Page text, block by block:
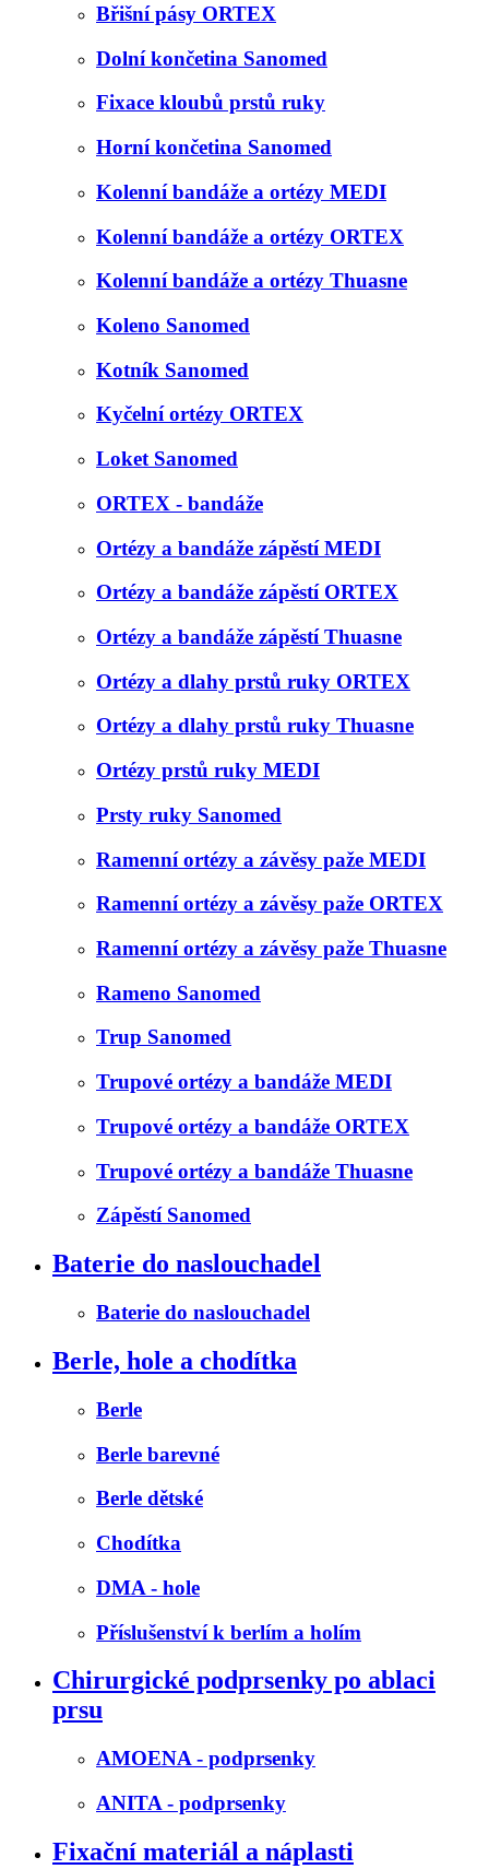
Břišní pásy ORTEX
Dolní končetina Sanomed
Fixace kloubů prstů ruky
Horní končetina Sanomed
Kolenní bandáže a ortézy MEDI
Kolenní bandáže a ortézy ORTEX
Kolenní bandáže a ortézy Thuasne
Koleno Sanomed
Kotník Sanomed
Kyčelní ortézy ORTEX
Loket Sanomed
ORTEX - bandáže
Ortézy a bandáže zápěstí MEDI
Ortézy a bandáže zápěstí ORTEX
Ortézy a bandáže zápěstí Thuasne
Ortézy a dlahy prstů ruky ORTEX
Ortézy a dlahy prstů ruky Thuasne
Ortézy prstů ruky MEDI
Prsty ruky Sanomed
Ramenní ortézy a závěsy paže MEDI
Ramenní ortézy a závěsy paže ORTEX
Ramenní ortézy a závěsy paže Thuasne
Rameno Sanomed
Trup Sanomed
Trupové ortézy a bandáže MEDI
Trupové ortézy a bandáže ORTEX
Trupové ortézy a bandáže Thuasne
Zápěstí Sanomed
Baterie do naslouchadel
Baterie do naslouchadel
Berle, hole a chodítka
Berle
Berle barevné
Berle dětské
Chodítka
DMA - hole
Příslušenství k berlím a holím
Chirurgické podprsenky po ablaci
prsu
AMOENA - podprsenky
ANITA - podprsenky
Fixační materiál a náplasti